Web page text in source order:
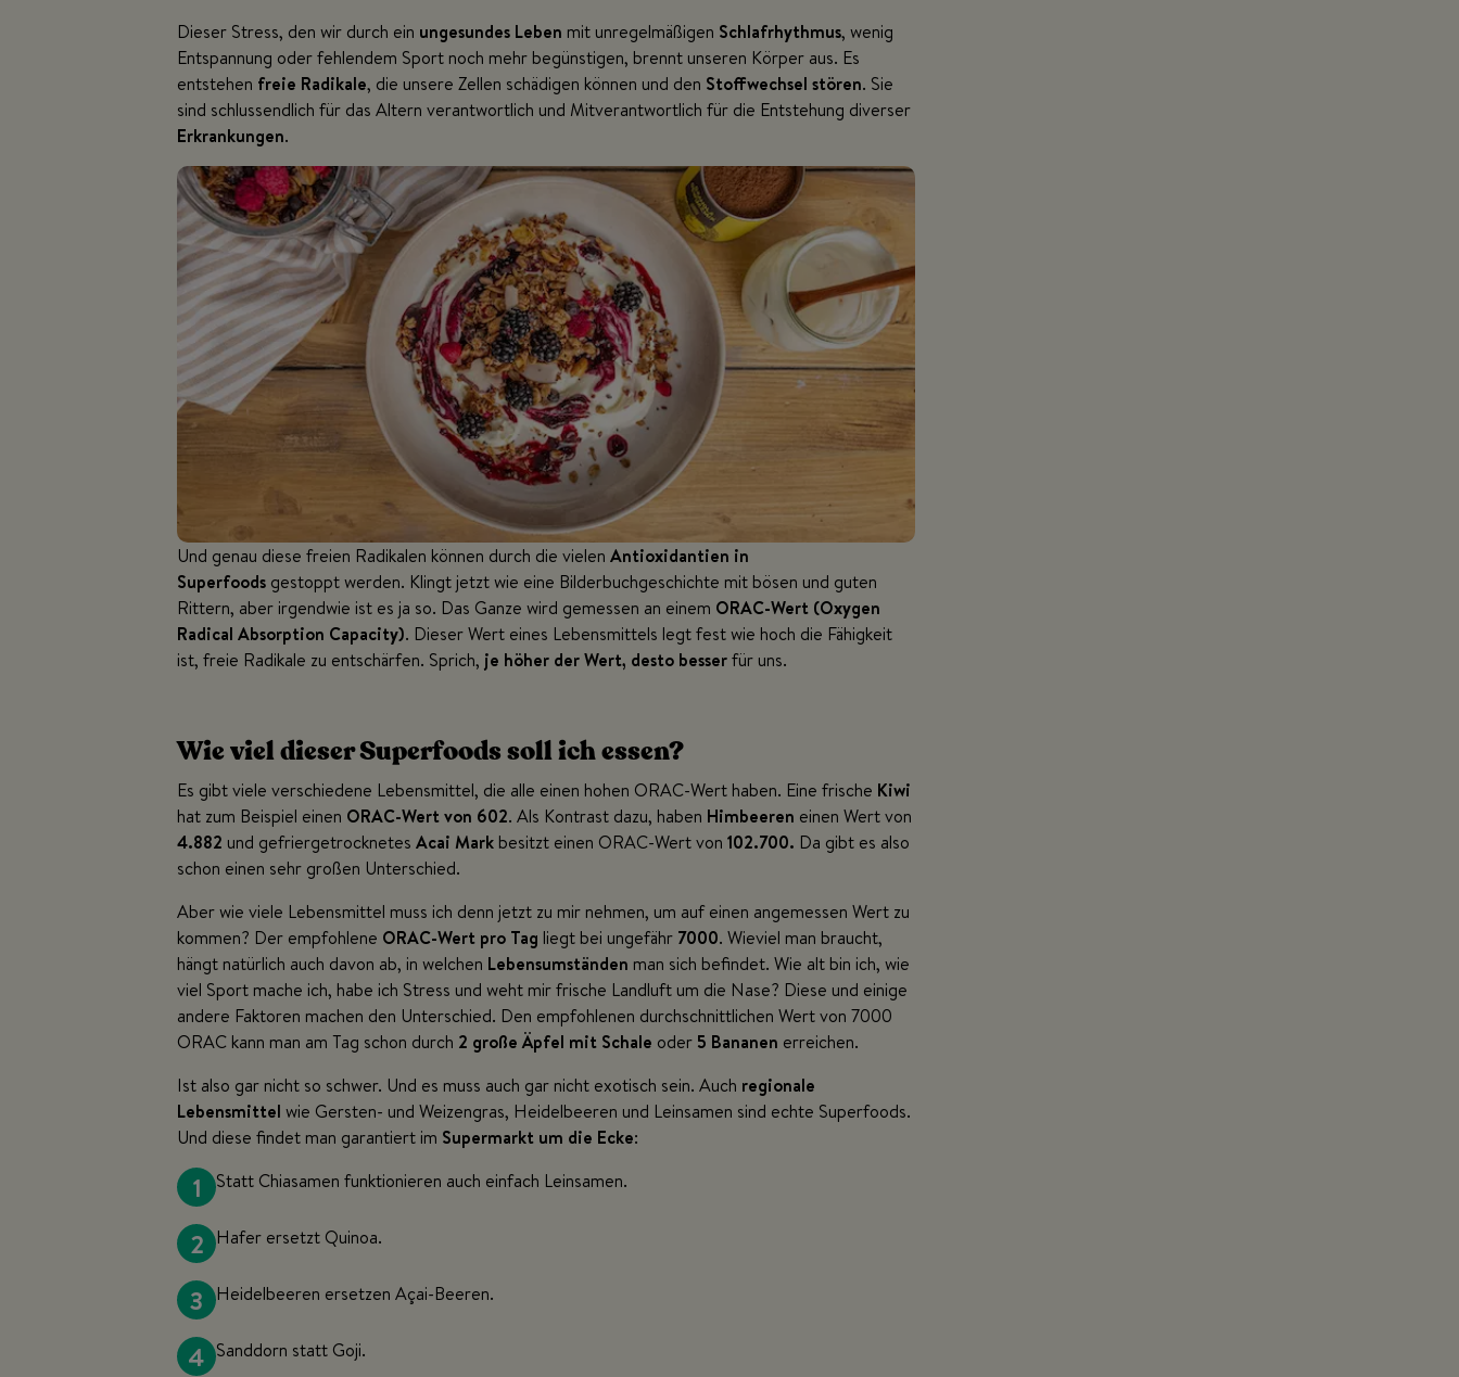
Dieser Stress, den wir durch ein ungesundes Leben mit unregelmäßigen Schlafrhythmus, wenig
Entspannung oder fehlendem Sport noch mehr begünstigen, brennt unseren Körper aus. Es
entstehen freie Radikale, die unsere Zellen schädigen können und den Stoffwechsel stören. Sie
sind schlussendlich für das Altern verantwortlich und Mitverantwortlich für die Entstehung diverser
Erkrankungen.
Und genau diese freien Radikalen können durch die vielenAntioxidantien in
Superfoods gestoppt werden. Klingt jetzt wie eine Bilderbuchgeschichte mit bösen und guten
Rittern, aber irgendwie ist es ja so. Das Ganze wird gemessen an einem ORAC-Wert (Oxygen
Radical Absorption Capacity). Dieser Wert eines Lebensmittels legt fest wie hoch die Fähigkeit
ist, freie Radikale zu entschärfen. Sprich, je höher der Wert, desto besserfür uns.
Wie viel dieser Superfoods soll ich essen?
Es gibt viele verschiedene Lebensmittel, die alle einen hohen ORAC-Wert haben. Eine frische Kiwi
hat zum Beispiel einen ORAC-Wert von 602. Als Kontrast dazu, haben Himbeeren einen Wert von
4.882 und gefriergetrocknetesAcai Mark besitzt einen ORAC-Wert von102.700. Da gibt es also
schon einen sehr großen Unterschied.
Aber wie viele Lebensmittel muss ich denn jetzt zu mir nehmen, um auf einen angemessen Wert zu
kommen? Der empfohlene ORAC-Wert pro Tag liegt bei ungefähr 7000. Wieviel man braucht,
hängt natürlich auch davon ab, in welchen Lebensumständen man sich befindet. Wie alt bin ich, wie
viel Sport mache ich, habe ich Stress und weht mir frische Landluft um die Nase? Diese und einige
andere Faktoren machen den Unterschied. Den empfohlenen durchschnittlichen Wert von 7000
ORAC kann man am Tag schon durch 2 große Äpfel mit Schale oder 5 Bananen erreichen.
Ist also gar nicht so schwer. Und es muss auch gar nicht exotisch sein. Auch regionale
Lebensmittel wie Gersten- und Weizengras, Heidelbeeren und Leinsamen sind echte Superfoods.
Und diese findet man garantiert im Supermarkt um die Ecke:
1 Statt Chiasamen funktionieren auch einfach Leinsamen.
2 Hafer ersetzt Quinoa.
3 Heidelbeeren ersetzen Açai-Beeren.
4 Sanddorn statt Goji.